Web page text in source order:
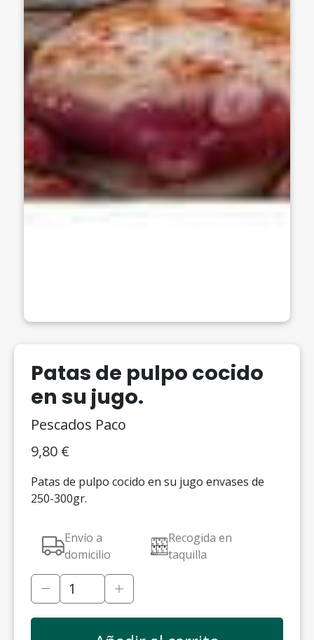
Patas de pulpo cocido
en su jugo.
Pescados Paco
9,80 €
Patas de pulpo cocido en su jugo envases de
250-300gr.
Envío a
domicilio
Recogida en
taquilla